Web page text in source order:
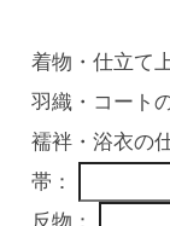
着物・仕立て
羽織・コート
襦袢・浴衣の
帯：